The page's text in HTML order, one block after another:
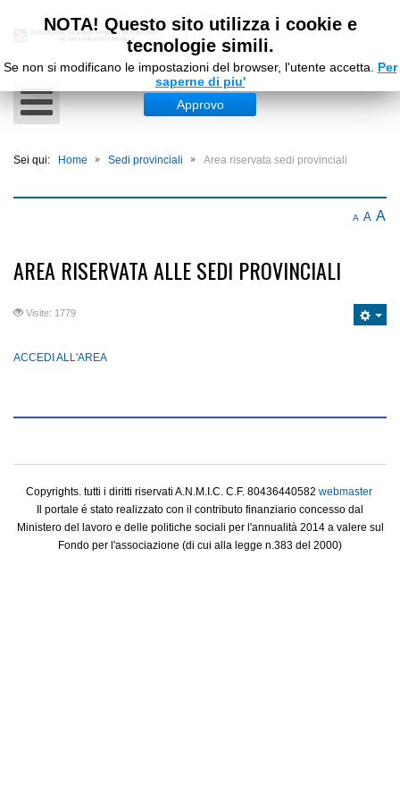
Sei qui: Home Sedi provinciali Area riservata sedi provinciali
NOTA! Questo sito utilizza i cookie e
tecnologie simili.
Se non si modificano le impostazioni del browser, l'utente accetta. Per
saperne di piu'
Approvo
A A A
AREA RISERVATA ALLE SEDI PROVINCIALI
Visite: 1779
ACCEDI ALL'AREA
Copyrights. tutti i diritti riservati A.N.M.I.C. C.F. 80436440582 webmaster
Il portale é stato realizzato con il contributo finanziario concesso dal
Ministero del lavoro e delle politiche sociali per l'annualità 2014 a valere sul
Fondo per l'associazione (di cui alla legge n.383 del 2000)